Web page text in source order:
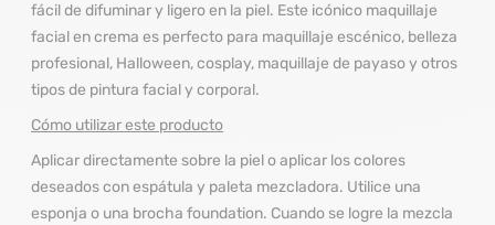
fácil de difuminar y ligero en la piel. Este icónico maquillaje
facial en crema es perfecto para maquillaje escénico, belleza
profesional, Halloween, cosplay, maquillaje de payaso y otros
tipos de pintura facial y corporal.
Cómo utilizar este producto
Aplicar directamente sobre la piel o aplicar los colores
deseados con espátula y paleta mezcladora. Utilice una
esponja o una brocha foundation. Cuando se logre la mezcla